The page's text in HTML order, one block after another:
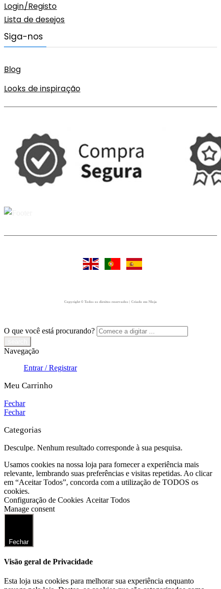
Login/Registo
Lista de desejos
Siga-nos
Blog
Looks de inspiração
Copyright © Todos os direitos reservados | Criado em Nloja
O que você está procurando?
Navegação
Entrar / Registrar
Meu Carrinho
Fechar
Fechar
Categorias
Desculpe. Nenhum resultado corresponde à sua pesquisa.
Usamos cookies na nossa loja para fornecer a experiência mais
relevante, lembrando suas preferências e visitas repetidas. Ao clicar
em “Aceitar Todos”, concorda com a utilização de TODOS os
cookies.
Configuração de Cookies Aceitar Todos
Manage consent
Fechar
Visão geral de Privacidade
Esta loja usa cookies para melhorar sua experiência enquanto